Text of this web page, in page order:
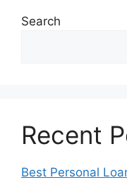
Search
Recent
Best Personal